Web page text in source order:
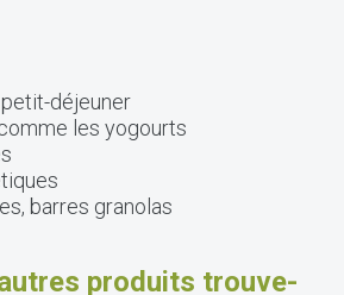
déjeuner
les yogourts
barres granolas
produits trouve-